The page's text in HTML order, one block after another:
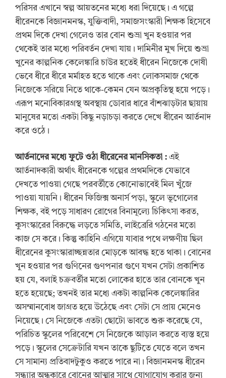
পরিসর এখানে স্বল্প আয়তনের মধ্যে ধরা দিয়েছে। এ গল্পে
ধীরেনকে বিজ্ঞানমনস্ক, যুক্তিবাদী, সমাজসংস্কারী শিক্ষক হিসেবে
প্রথম দিকে দেখা গেলেও তার বোন শুভ্রা খুন হওয়ার পর
থেকেই তার মধ্যে পরিবর্তন দেখা যায়। দামিনীর মুখ দিয়ে শুভ্রা
খুনের কাল্পনিক কেলেঙ্কারি চাউর হতেই ধীরেন নিজেকে দোষী
ভেবে ধীরে ধীরে মর্মাহত হতে থাকে এবং লোকসমাজ থেকে
নিজেকে সরিয়ে নিতে থাকে-কেমন যেন অপ্রকৃতিস্থ হয়ে পড়ে।
এরূপ মনোবিকারগ্রস্থ অবস্থায় ডোবার ধারে বাঁশঝাড়টার ছায়ায়
মানুষের মতো একটা কিছু নড়াচড়া করতে দেখে ধীরেন আর্তনাদ
করে ওঠে।
আর্তনাদের মধ্যে ফুটে ওঠা ধীরেনের মানসিকতা : এই
আর্তনাদকারী অর্থাৎ ধীরেনকে গল্পের প্রথমদিকে যেভাবে
দেখতে পাওয়া গেছে পরবর্তীতে কোনোভাবেই মিল খুঁজে
পাওয়া যায়নি। ধীরেন ফিজিক্স অনার্স পড়া, স্কুলে ভূগোলের
শিক্ষক, বই পড়ে সাধারণ রোগের বিনামূল্যে চিকিৎসা করত,
কুসংস্কারের বিরুদ্ধে লড়তে সমিতি, লাইব্রেরি গঠনের মতো
কাজ সে করে। কিন্তু কাহিনি এগিয়ে যাবার পথে লক্ষণীয় ছিল
ধীরেনের কুসংস্কারাচ্ছন্নতার মোড়কে আবদ্ধ হতে থাকা। বোনের
খুন হওয়ার পর গুণিনের গুণপনার গুণে যখন সেটা প্রকাশিত
হয় যে, বলাই চক্রবর্তীর মতো লোকের হাতে তার বোনকে খুন
হতে হয়েছে; তখনই তার মধ্যে একটা কাল্পনিক কেলেঙ্কারির
অসম্মানবোধ জাগ্রত হয়ে উঠেছে এবং সেটা সে প্রায় মেনেও
নিয়েছে। সে নিজেকে এতটা ছোটো ভাবতে শুরু করেছে যে,
পরিচিত স্কুলের পরিবেশে সে নিজেকে আড়াল করতে ব্যস্ত হয়ে
পড়ে। স্কুলের সেক্রেটারি যখন তাকে ছুটিতে যেতে বলে তখন
সে সামান্য প্রতিবাদটুকুও করতে পারে না। বিজ্ঞানমনস্ক ধীরেন
সন্ধ্যার অন্ধকারে বোনের আত্মার সাথে যোগাযোগ করার জন্য